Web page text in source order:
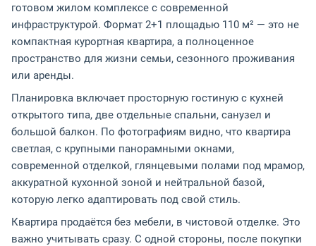
готовом жилом комплексе с современной
инфраструктурой. Формат 2+1 площадью 110 м² — это не
компактная курортная квартира, а полноценное
пространство для жизни семьи, сезонного проживания
или аренды.
Планировка включает просторную гостиную с кухней
открытого типа, две отдельные спальни, санузел и
большой балкон. По фотографиям видно, что квартира
светлая, с крупными панорамными окнами,
современной отделкой, глянцевыми полами под мрамор,
аккуратной кухонной зоной и нейтральной базой,
которую легко адаптировать под свой стиль.
Квартира продаётся без мебели, в чистовой отделке. Это
важно учитывать сразу. С одной стороны, после покупки